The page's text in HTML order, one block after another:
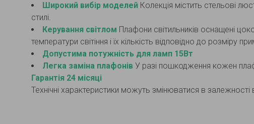
Широкий вибір моделей Колекція містить стельові
стилі.
Керування світлом Плафони світильників оснащені
температури світіння і їх кількість відповідно до розміру
Допустима потужність для ламп 15Вт
Легка заміна плафонів У разі пошкодження кожен
Гарантія 24 місяці
Технічні характеристики можуть змінюватися в залежності